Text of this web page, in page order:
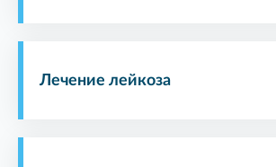
Лечение лейкоза